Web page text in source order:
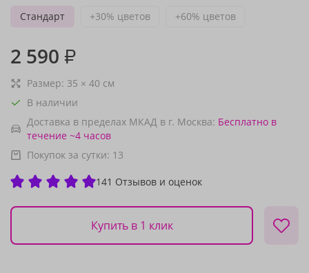
Стандарт
+30% цветов +60% цветов
2 590 ₽
Размер: 35 × 40 см
В наличии
Доставка в пределах МКАД в г. Москва: Бесплатно в
течение ~4 часов
Покупок за сутки: 13
141 Отзывов и оценок
Купить в 1 клик